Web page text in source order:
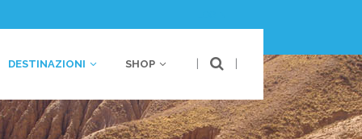
DESTINAZIONI SHOP | |
Australia
Polinesia